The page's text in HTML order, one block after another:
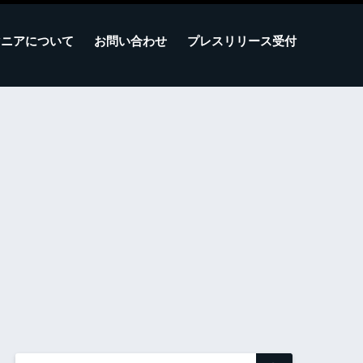
アについて お問い合わせ プレスリリース受付